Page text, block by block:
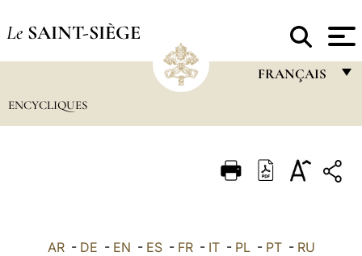
Le SAINT-SIÈGE
FRANÇAIS
ITALIANO
ENCYCLIQUES
AR- DE - EN - ES- FR- IT- PL- PT- RU